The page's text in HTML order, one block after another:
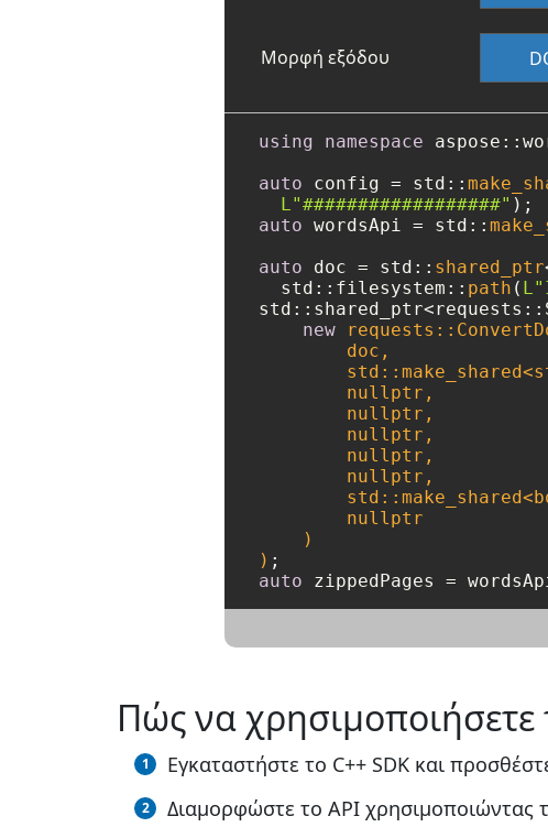
Μορφή εξόδου
using namespace
auto config = std::
L"##################"
auto wordsApi = std::
auto doc = std:: shared_ptr
  std::filesystem::
path (
new
        doc,
nullptr ,
nullptr ,
nullptr ,
nullptr ,
nullptr ,
        std::make_shared<
nullptr
    )
)
auto zippedPages =
Πώς να χρησιμοποιήσετε
Εγκαταστήστε το C++ SDK και
Διαμορφώστε το API χρησιμοποιώντας